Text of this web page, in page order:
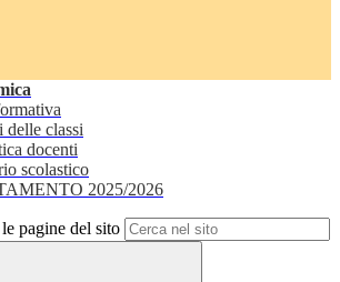
delle classi
docenti
scolastico
2025/2026
pagine del sito